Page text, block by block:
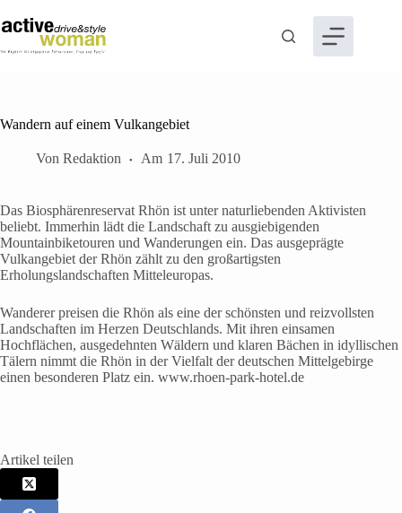
Inhalt
springen
Wandern auf einem Vulkangebiet
Von Redaktion Am 17. Juli 2010
Das Biosphärenreservat Rhön ist unter naturliebenden Aktivisten
beliebt. Immerhin lädt die Landschaft zu ausgiebigenden
Mountainbiketouren und Wanderungen ein. Das ausgeprägte
Vulkangebiet der Rhön zählt zu den großartigsten
Erholungslandschaften Mitteleuropas.
Wanderer preisen die Rhön als eine der schönsten und reizvollsten
Landschaften im Herzen Deutschlands. Mit ihren einsamen
Hochflächen, ausgedehnten Wäldern und klaren Bächen in idyllischen
Tälern nimmt die Rhön in der Vielfalt der deutschen Mittelgebirge
einen besonderen Platz ein. www.rhoen-park-hotel.de
Artikel teilen